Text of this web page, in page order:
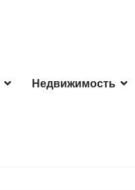
Недвижимость